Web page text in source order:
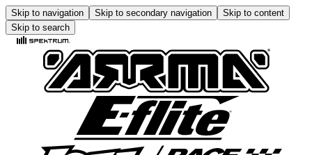
Skip to navigation Skip to secondary navigation
Skip to content
Skip to search